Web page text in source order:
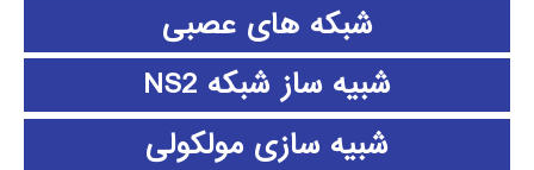
شبکه های عصبی
شبیه ساز شبکه NS2
شبیه سازی مولکولی